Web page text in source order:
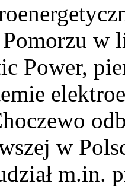
w
Power,
w
m.in.